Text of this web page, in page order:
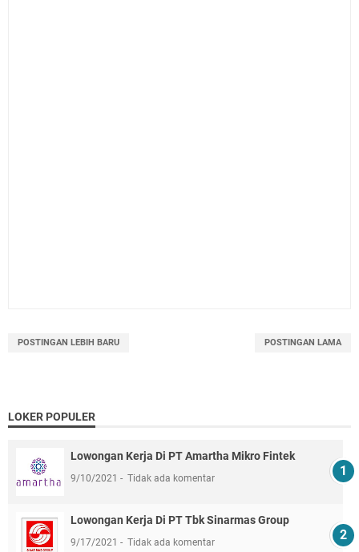
POSTINGAN LEBIH BARU POSTINGAN LAMA
LOKER POPULER
Lowongan Kerja Di PT Amartha Mikro Fintek
9/10/2021 Tidak ada komentar
Lowongan Kerja Di PT Tbk Sinarmas Group
9/17/2021 Tidak ada komentar